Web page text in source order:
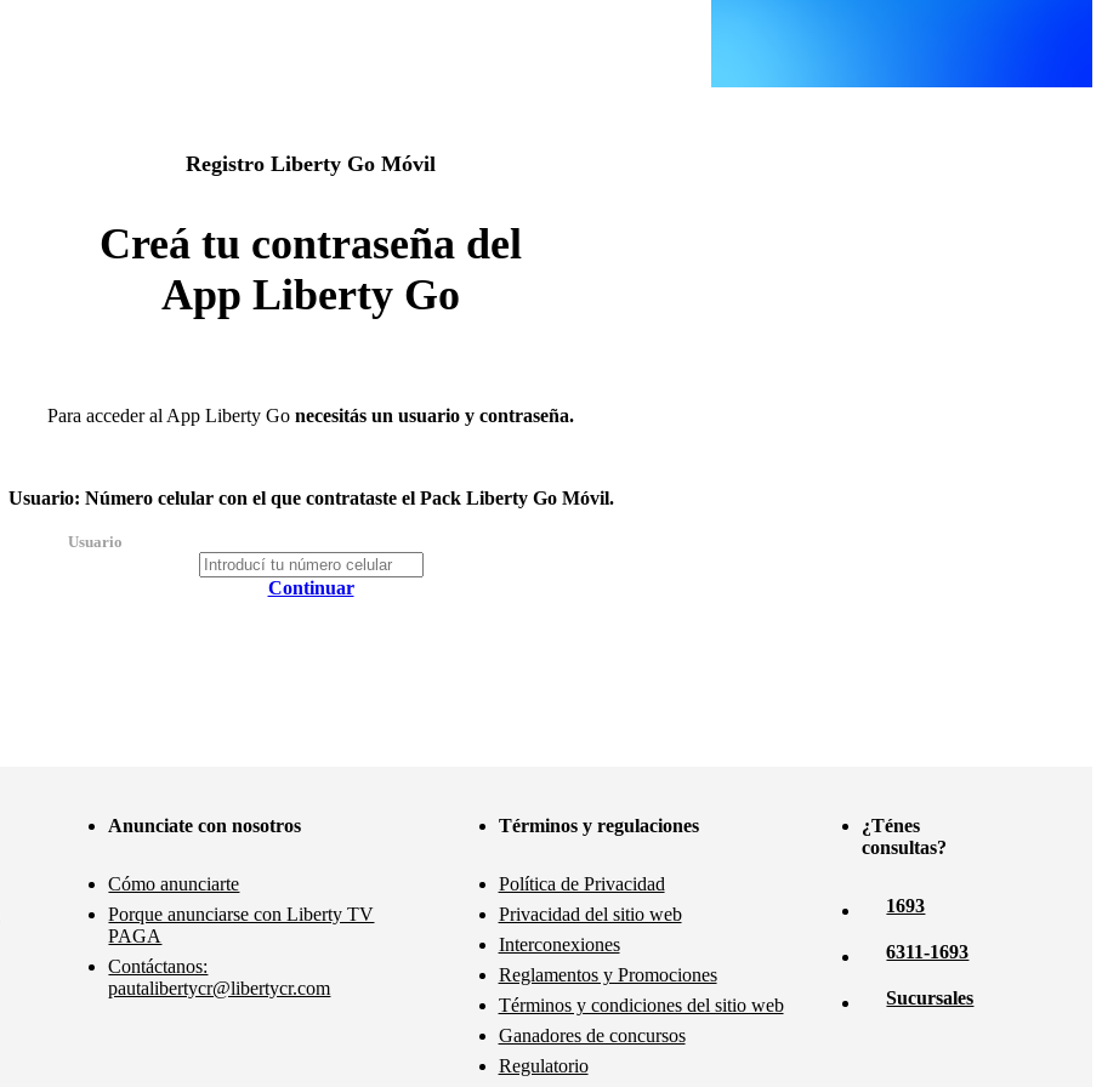
Registro Liberty Go Móvil
Creá tu contraseña del
App Liberty Go
Para acceder al App Liberty Go necesitás un usuario y contraseña.
Usuario: Número celular con el que contrataste el Pack Liberty Go Móvil.
Usuario
Continuar
Anunciate con nosotros
Cómo anunciarte
Porque anunciarse con Liberty TV
PAGA
Contáctanos:
pautalibertycr@libertycr.com
Términos y regulaciones
Política de Privacidad
Privacidad del sitio web
Interconexiones
Reglamentos y Promociones
Términos y condiciones del sitio web
Ganadores de concursos
Regulatorio
¿Ténes
consultas?
1693
6311-1693
Sucursales